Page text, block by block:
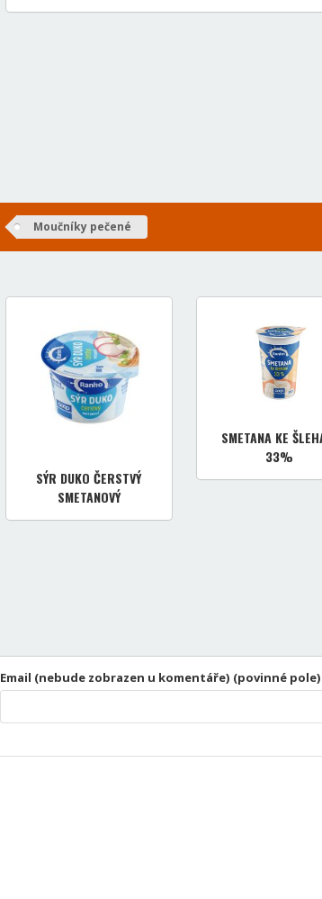
Moučníky pečené
SÝR DUKO ČERSTVÝ
SMETANOVÝ
SMETANA KE
33%
Email (nebude zobrazen u komentáře) (povinné pole)